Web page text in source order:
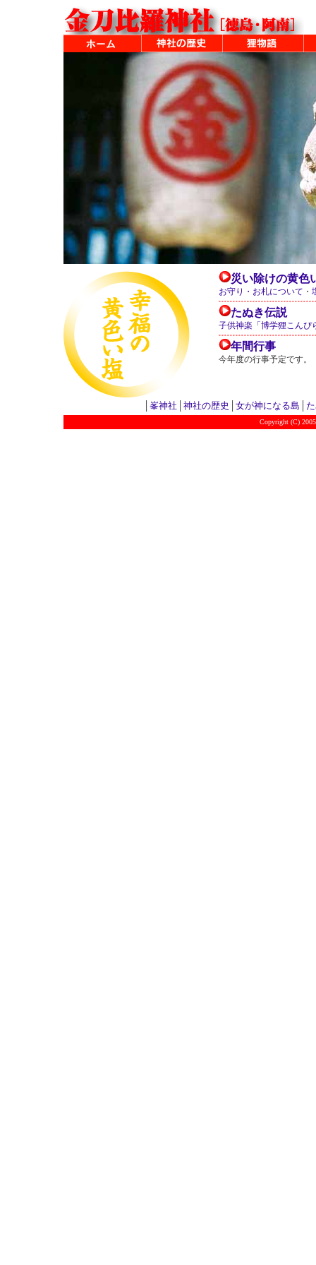
災い除けの黄色
お守り・お札について ・
たぬき伝説
子供神楽「博学狸こんぴ
年間行事
今年度の行事予定です。
峯神社 神社の歴史 女が神になる島
Copyright (C)